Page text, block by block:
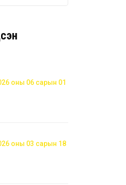
оны 06 сарын 01
оны 03 сарын 18